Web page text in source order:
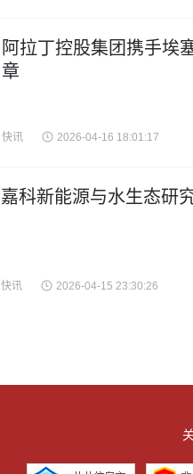
阿拉丁控股集团携手埃
章
快讯 2026-04-16 18:01:17
嘉科新能源与水生态研
快讯 2026-04-15 23:30:26